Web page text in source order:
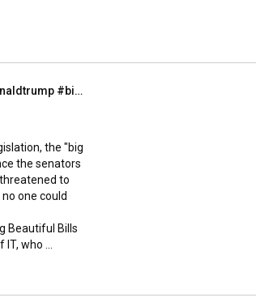
The biggest beautiful Bills in US-History! #donaldtrump #bigbeautifulbill #billbelichick #ai
the "big
the senators
to
one could
Beautiful Bills
IT, who
famous
courtesy of